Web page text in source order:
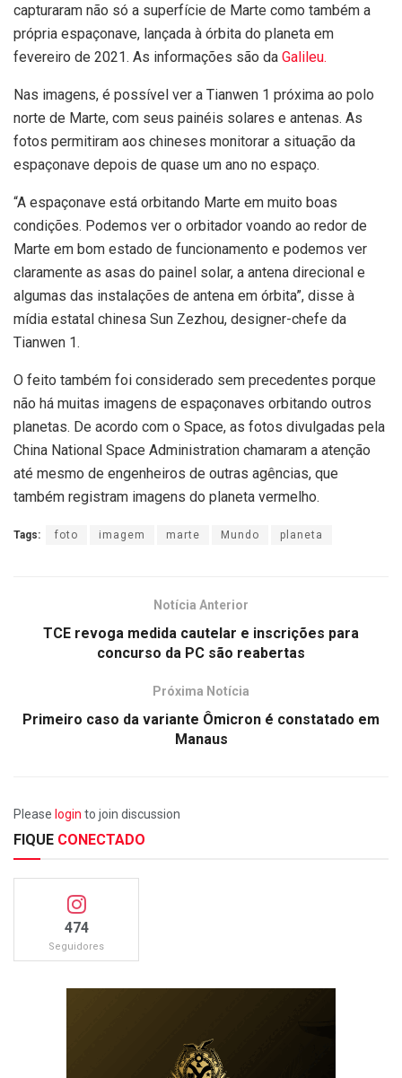
capturaram não só a superfície de Marte como também a
própria espaçonave, lançada à órbita do planeta em
fevereiro de 2021. As informações são da Galileu.
Nas imagens, é possível ver a Tianwen 1 próxima ao polo
norte de Marte, com seus painéis solares e antenas. As
fotos permitiram aos chineses monitorar a situação da
espaçonave depois de quase um ano no espaço.
“A espaçonave está orbitando Marte em muito boas
condições. Podemos ver o orbitador voando ao redor de
Marte em bom estado de funcionamento e podemos ver
claramente as asas do painel solar, a antena direcional e
algumas das instalações de antena em órbita”, disse à
mídia estatal chinesa Sun Zezhou, designer-chefe da
Tianwen 1.
O feito também foi considerado sem precedentes porque
não há muitas imagens de espaçonaves orbitando outros
planetas. De acordo com o Space, as fotos divulgadas pela
China National Space Administration chamaram a atenção
até mesmo de engenheiros de outras agências, que
também registram imagens do planeta vermelho.
Tags: foto imagem marte Mundo planeta
Notícia Anterior
TCE revoga medida cautelar e inscrições para
concurso da PC são reabertas
Próxima Notícia
Primeiro caso da variante Ômicron é constatado em
Manaus
Please login to join discussion
FIQUE CONECTADO
474
Seguidores